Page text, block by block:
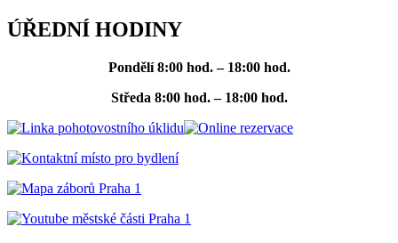
ÚŘEDNÍ HODINY
Pondělí 8:00 hod. – 18:00 hod.
Středa 8:00 hod. – 18:00 hod.